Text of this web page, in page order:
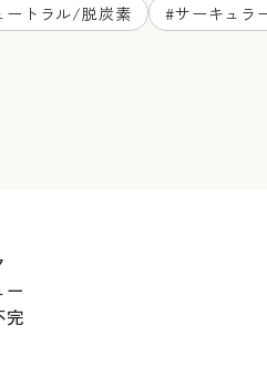
ートラル/脱炭素 #サーキュラ
ー
完